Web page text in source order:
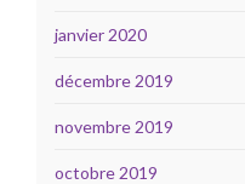
janvier 2020
décembre 2019
novembre 2019
octobre 2019